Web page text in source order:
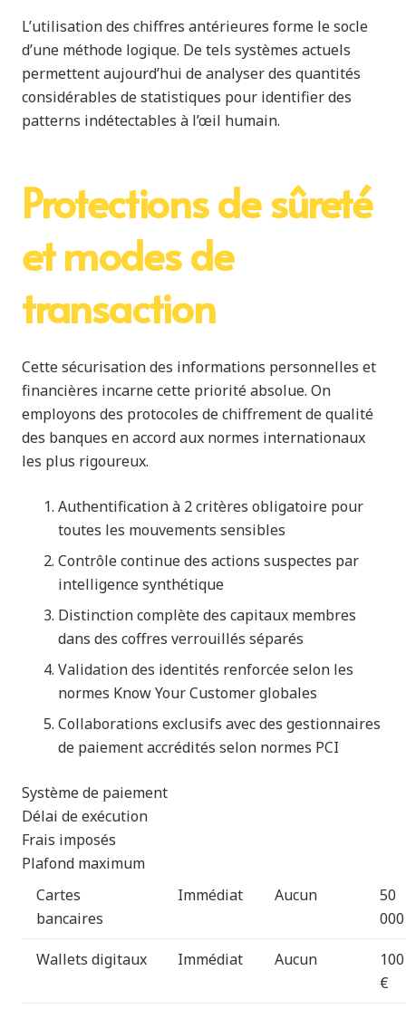
L’utilisation des chiffres antérieures forme le socle
d’une méthode logique. De tels systèmes actuels
permettent aujourd’hui de analyser des quantités
considérables de statistiques pour identifier des
patterns indétectables à l’œil humain.
Protections de sûreté
et modes de
transaction
Cette sécurisation des informations personnelles et
financières incarne cette priorité absolue. On
employons des protocoles de chiffrement de qualité
des banques en accord aux normes internationaux
les plus rigoureux.
Authentification à 2 critères obligatoire pour
toutes les mouvements sensibles
Contrôle continue des actions suspectes par
intelligence synthétique
Distinction complète des capitaux membres
dans des coffres verrouillés séparés
Validation des identités renforcée selon les
normes Know Your Customer globales
Collaborations exclusifs avec des gestionnaires
de paiement accrédités selon normes PCI
Système de paiement
Délai de exécution
Frais imposés
Plafond maximum
Cartes
bancaires
Immédiat Aucun
50
Wallets digitaux Immédiat Aucun
€